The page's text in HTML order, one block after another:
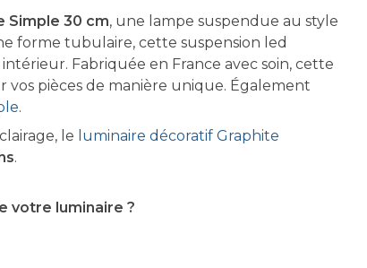
Simple 30 cm, une lampe suspendue au style
forme tubulaire, cette suspension led
Fabriquée en France avec soin, cette
pièces de manière unique. Également
.
le luminaire décoratif Graphite
.
votre luminaire ?